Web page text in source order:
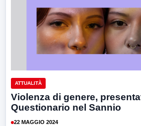
ATTUALITÀ
Violenza di genere,
Questionario nel Sannio
22 MAGGIO 2024